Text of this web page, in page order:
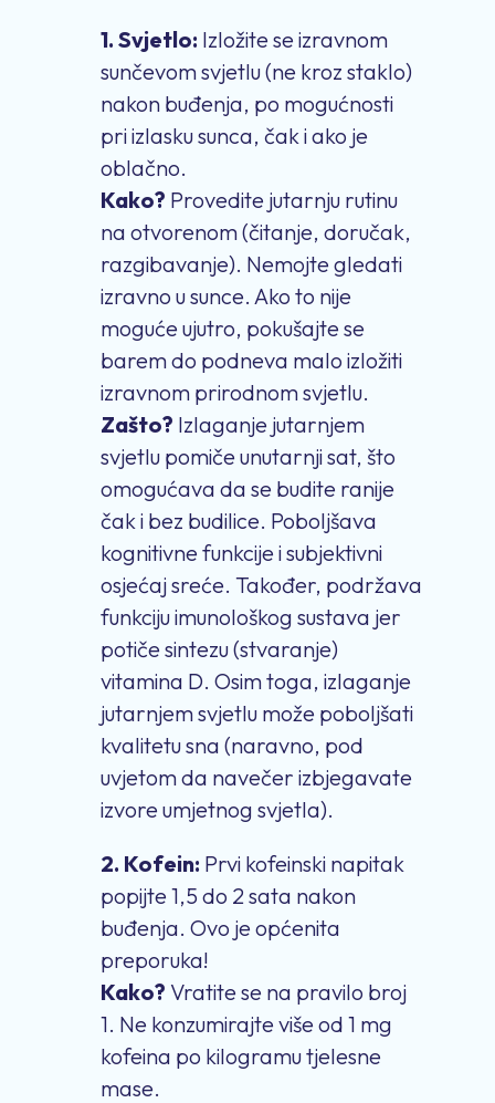
1. Svjetlo: Izložite se izravnom
sunčevom svjetlu (ne kroz staklo)
nakon buđenja, po mogućnosti
pri izlasku sunca, čak i ako je
oblačno.
Kako? Provedite jutarnju rutinu
na otvorenom (čitanje, doručak,
razgibavanje). Nemojte gledati
izravno u sunce. Ako to nije
moguće ujutro, pokušajte se
barem do podneva malo izložiti
izravnom prirodnom svjetlu.
Zašto? Izlaganje jutarnjem
svjetlu pomiče unutarnji sat, što
omogućava da se budite ranije
čak i bez budilice. Poboljšava
kognitivne funkcije i subjektivni
osjećaj sreće. Također, podržava
funkciju imunološkog sustava jer
potiče sintezu (stvaranje)
vitamina D. Osim toga, izlaganje
jutarnjem svjetlu može poboljšati
kvalitetu sna (naravno, pod
uvjetom da navečer izbjegavate
izvore umjetnog svjetla).
2. Kofein: Prvi kofeinski napitak
popijte 1,5 do 2 sata nakon
buđenja. Ovo je općenita
preporuka!
Kako? Vratite se na pravilo broj
1. Ne konzumirajte više od 1 mg
kofeina po kilogramu tjelesne
mase.